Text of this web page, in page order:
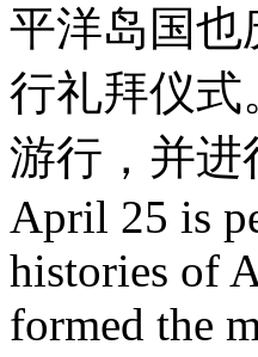
平洋岛国也
行礼拜仪式
游行，并进
April 25 is
histories of
formed the